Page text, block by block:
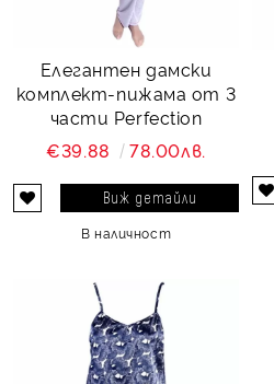
Елегантен дамски
комплект-пижама от 3
части Perfection
€39.88
78.00лв.
Виж детайли
В наличност